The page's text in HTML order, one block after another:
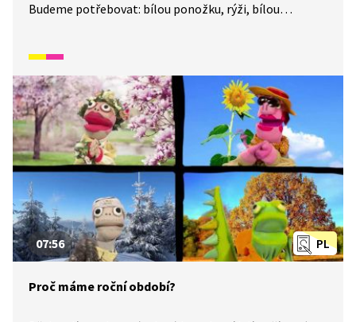
Budeme potřebovat: bílou ponožku, rýži, bílou
PL
07:56
Proč máme roční období?